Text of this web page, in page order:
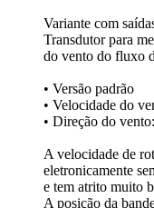
Variante com
Transdutor para
do vento do fluxo
• Versão padrão
• Velocidade do
• Direção do
A velocidade de
eletronicamente
e tem atrito muito
A posição da